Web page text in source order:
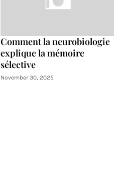
Comment la neurobiologie
explique la mémoire
sélective
November 30, 2025